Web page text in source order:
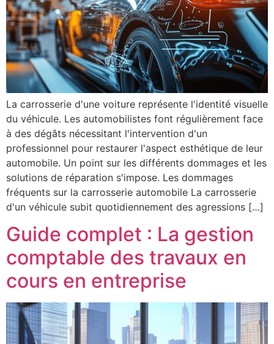
La carrosserie d'une voiture représente l'identité visuelle
du véhicule. Les automobilistes font régulièrement face
à des dégâts nécessitant l'intervention d'un
professionnel pour restaurer l'aspect esthétique de leur
automobile. Un point sur les différents dommages et les
solutions de réparation s'impose. Les dommages
fréquents sur la carrosserie automobile La carrosserie
d'un véhicule subit quotidiennement des agressions […]
Guide complet : La gestion
comptable des travaux en
cours en entreprise